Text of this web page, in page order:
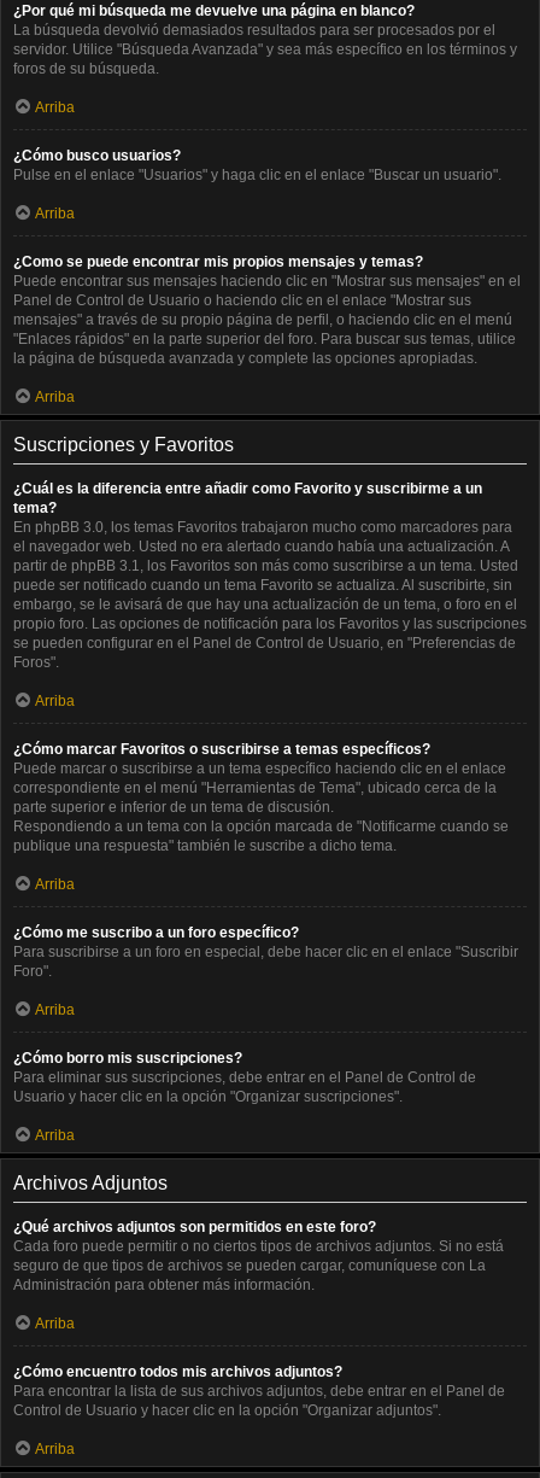
¿Por qué mi búsqueda me devuelve una página en blanco?
La búsqueda devolvió demasiados resultados para ser procesados por el
servidor. Utilice "Búsqueda Avanzada" y sea más específico en los términos y
foros de su búsqueda.
Arriba
¿Cómo busco usuarios?
Pulse en el enlace "Usuarios" y haga clic en el enlace "Buscar un usuario".
Arriba
¿Como se puede encontrar mis propios mensajes y temas?
Puede encontrar sus mensajes haciendo clic en "Mostrar sus mensajes" en el
Panel de Control de Usuario o haciendo clic en el enlace "Mostrar sus
mensajes" a través de su propio página de perfil, o haciendo clic en el menú
"Enlaces rápidos" en la parte superior del foro. Para buscar sus temas, utilice
la página de búsqueda avanzada y complete las opciones apropiadas.
Arriba
Suscripciones y Favoritos
¿Cuál es la diferencia entre añadir como Favorito y suscribirme a un
tema?
En phpBB 3.0, los temas Favoritos trabajaron mucho como marcadores para
el navegador web. Usted no era alertado cuando había una actualización. A
partir de phpBB 3.1, los Favoritos son más como suscribirse a un tema. Usted
puede ser notificado cuando un tema Favorito se actualiza. Al suscribirte, sin
embargo, se le avisará de que hay una actualización de un tema, o foro en el
propio foro. Las opciones de notificación para los Favoritos y las suscripciones
se pueden configurar en el Panel de Control de Usuario, en "Preferencias de
Foros".
Arriba
¿Cómo marcar Favoritos o suscribirse a temas específicos?
Puede marcar o suscribirse a un tema específico haciendo clic en el enlace
correspondiente en el menú "Herramientas de Tema", ubicado cerca de la
parte superior e inferior de un tema de discusión.
Respondiendo a un tema con la opción marcada de "Notificarme cuando se
publique una respuesta" también le suscribe a dicho tema.
Arriba
¿Cómo me suscribo a un foro específico?
Para suscribirse a un foro en especial, debe hacer clic en el enlace "Suscribir
Foro".
Arriba
¿Cómo borro mis suscripciones?
Para eliminar sus suscripciones, debe entrar en el Panel de Control de
Usuario y hacer clic en la opción "Organizar suscripciones".
Arriba
Archivos Adjuntos
¿Qué archivos adjuntos son permitidos en este foro?
Cada foro puede permitir o no ciertos tipos de archivos adjuntos. Si no está
seguro de que tipos de archivos se pueden cargar, comuníquese con La
Administración para obtener más información.
Arriba
¿Cómo encuentro todos mis archivos adjuntos?
Para encontrar la lista de sus archivos adjuntos, debe entrar en el Panel de
Control de Usuario y hacer clic en la opción "Organizar adjuntos".
Arriba